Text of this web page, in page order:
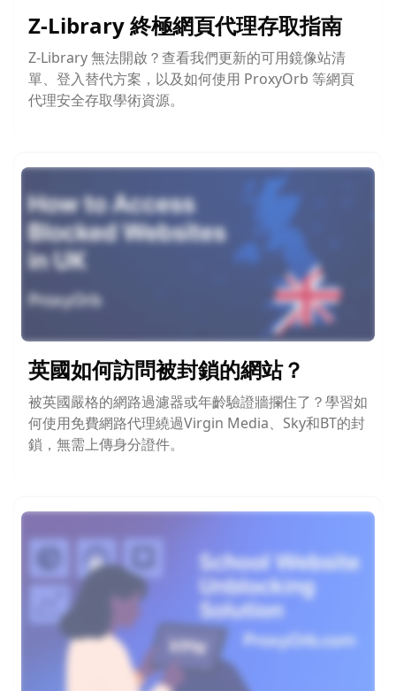
Z-Library 終極網頁代理存取指南
Z-Library 無法開啟？查看我們更新的可用鏡像站清
單、登入替代方案，以及如何使用 ProxyOrb 等網頁
代理安全存取學術資源。
英國如何訪問被封鎖的網站？
被英國嚴格的網路過濾器或年齡驗證牆攔住了？學習如
何使用免費網路代理繞過Virgin Media、Sky和BT的封
鎖，無需上傳身分證件。